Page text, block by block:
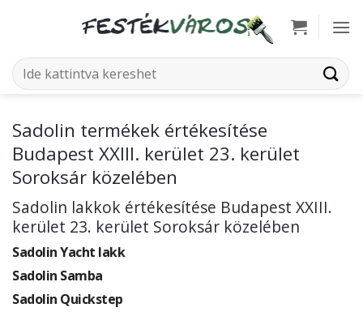
Keresés
a
Sadolin termékek értékesítése
Budapest XXIII. kerület 23. kerület
Soroksár közelében
Sadolin lakkok értékesítése Budapest XXIII.
kerület 23. kerület Soroksár közelében
Sadolin Yacht lakk
Sadolin Samba
Sadolin Quickstep